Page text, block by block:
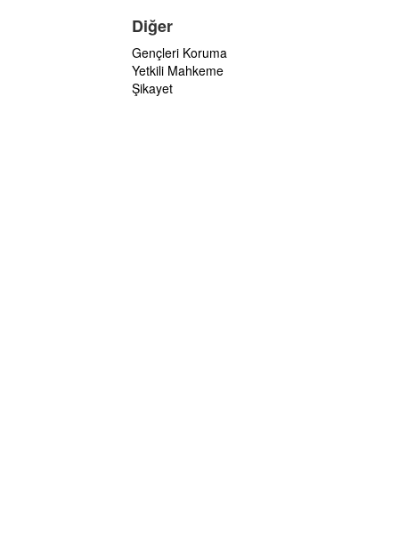
Diğer
Gençleri Koruma
Yetkili Mahkeme
Şikayet